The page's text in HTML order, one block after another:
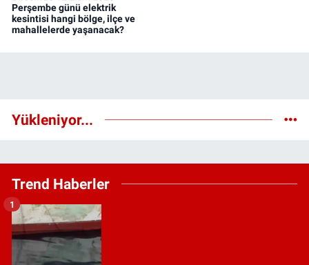
Perşembe günü elektrik
kesintisi hangi bölge, ilçe ve
mahallelerde yaşanacak?
Yükleniyor...
Trend Haberler
1